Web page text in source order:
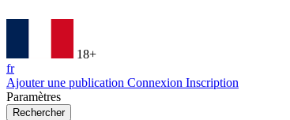
18+
fr
Ajouter une publication Connexion Inscription
Paramètres
Rechercher